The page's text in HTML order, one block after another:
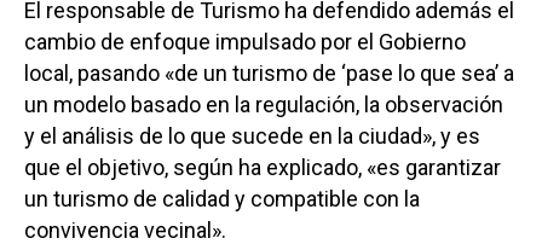
El responsable de Turismo ha defendido además el
cambio de enfoque impulsado por el Gobierno
local, pasando «de un turismo de ‘pase lo que sea’ a
un modelo basado en la regulación, la observación
y el análisis de lo que sucede en la ciudad», y es
que el objetivo, según ha explicado, «es garantizar
un turismo de calidad y compatible con la
convivencia vecinal».